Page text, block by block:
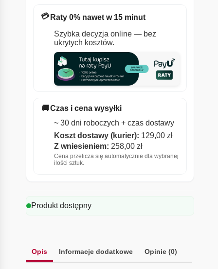
💳 Raty 0% nawet w 15 minut
Szybka decyzja online — bez
ukrytych kosztów.
🚚Czas i cena wysyłki
~ 30 dni roboczych + czas dostawy
Koszt dostawy (kurier): 129,00 zł
Z wniesieniem: 258,00 zł
Cena przelicza się automatycznie dla wybranej
ilości sztuk.
Produkt dostępny
Opis Informacje dodatkowe Opinie (0)